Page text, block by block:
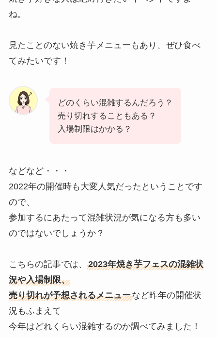
ね。
見たことのない焼き芋メニューもあり、ぜひ食べ
てみたいです！
どのくらい混雑するんだろう？
売り切れすることもある？
入場制限はかかる？
などなど・・・
2022年の開催時も大変人気だったということです
ので、
参加するにあたって混雑状況が気になる方も多い
のではないでしょうか？
こちらの記事では、 2023年焼き芋フェスの混雑状
況や入場制限、
売り切れが予想されるメニューなど昨年の開催状
況もふまえて
今年はどれくらい混雑するのか調べてみました！